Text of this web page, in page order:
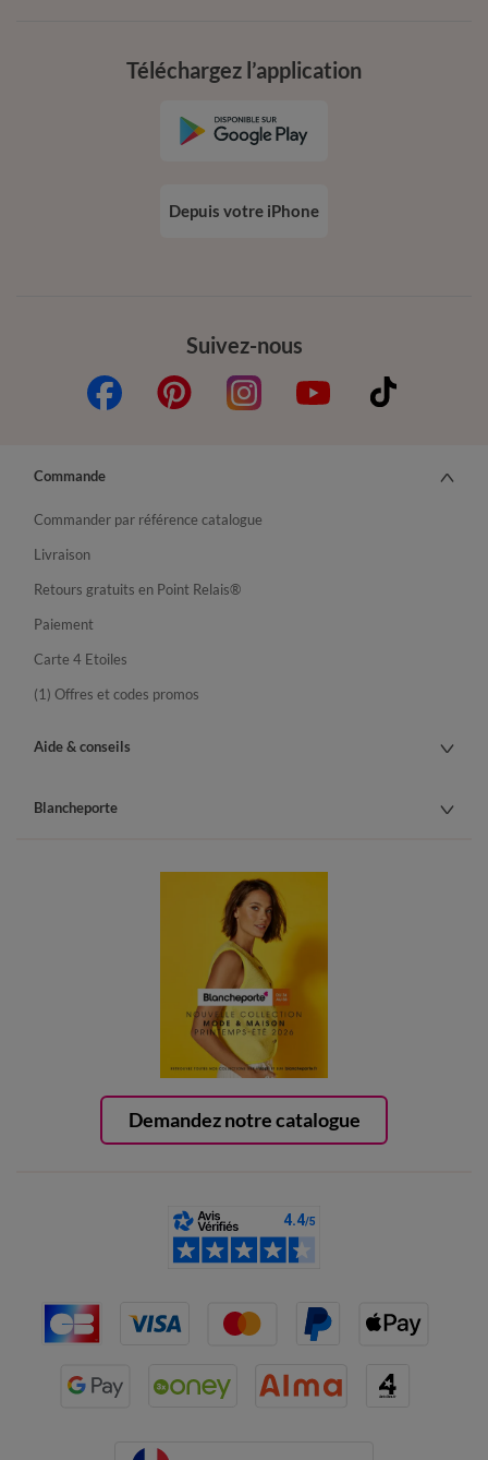
Suivez-nous
Téléchargez l’application
Depuis votre iPhone
Demandez notre catalogue
Commande
Commander par référence catalogue
Livraison
Retours gratuits en Point Relais®
Paiement
Carte 4 Etoiles
(1) Offres et codes promos
Aide & conseils
Blancheporte